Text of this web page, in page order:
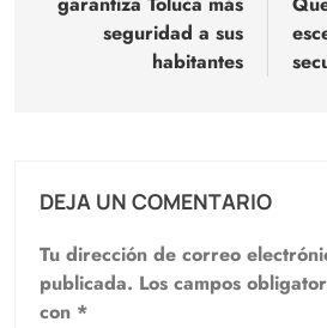
entradas
seguridad a sus
habitantes
DEJA UN COMENTARIO
Tu dirección de correo
publicada. Los campos
con *